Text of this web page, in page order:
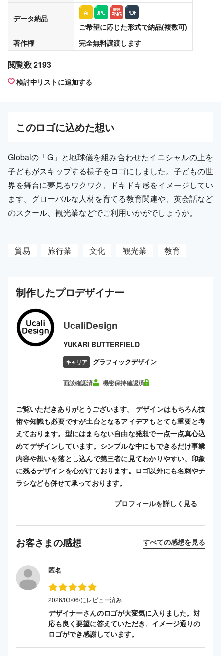
データ納品
ご希望に応じた形式で納品(複数可)
著作権
完全無料譲渡します
閲覧数 2193
検討中リストに追加する
このロゴに込めた想い
Globalの「G」と地球儀を組み合わせたイニシャルの上を
子どもがスキップする様子をロゴにしました。子どもの世
界を舞台に夢見るワクワク、ドキドキ感をイメージしてい
ます。グローバルな人材を育てる教育関連や、英会話など
のスクール、観光業などでご利用いかがでしょうか。
貿易 旅行業 文化 観光業 教育
制作したプロデザイナー
UcaliDesign
YUKARI BUTTERFIELD
キャリア グラフィックデザイン
面談確認済 機密保持確認済
ご覧いただきありがとうございます。 デザインはもちろん技
術や知識も必要ですが土台となるアイデアもとても重要と考
えております。型にはまらない自由な発想で一点一点真心込
めてデザインしています。シンプルな中にもできるだけ事業
内容や想いを落とし込んで第三者に見てわかりやすい、印象
に残るデザインを心がけております。ロゴ以外にも名刺やチ
ラシなども併せて承っております。
プロフィールを詳しく見る
お客さまの感想 すべての感想を見る
匿名
2026/03/06/にレビュー済み
デザイナーさんのロゴが大変気に入りました。対
応も良く要望に答えていただき、イメージ通りの
ロゴができ感謝しています。